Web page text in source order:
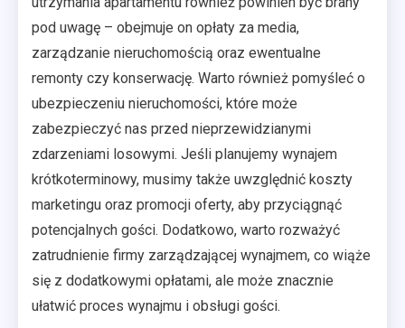
pod uwagę – obejmuje on opłaty za media,
zarządzanie nieruchomością oraz ewentualne
remonty czy konserwację. Warto również pomyśleć o
ubezpieczeniu nieruchomości, które może
zabezpieczyć nas przed nieprzewidzianymi
zdarzeniami losowymi. Jeśli planujemy wynajem
krótkoterminowy, musimy także uwzględnić koszty
marketingu oraz promocji oferty, aby przyciągnąć
potencjalnych gości. Dodatkowo, warto rozważyć
zatrudnienie firmy zarządzającej wynajmem, co wiąże
się z dodatkowymi opłatami, ale może znacznie
ułatwić proces wynajmu i obsługi gości.